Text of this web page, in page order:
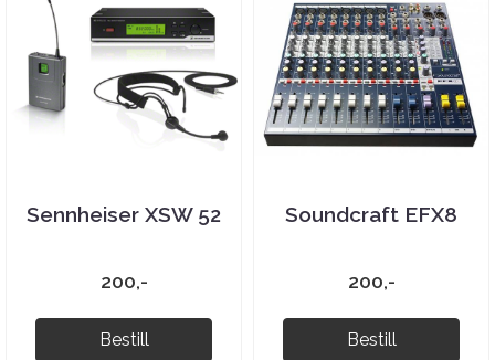
Sennheiser XSW 52
200,-
Bestill
Soundcraft EFX8
200,-
Bestill